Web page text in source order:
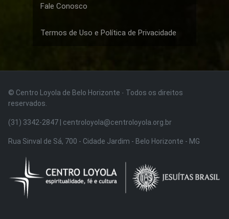
Fale Conosco
Termos de Uso e Política de Privacidade
© Centro Loyola de Belo Horizonte · Todos os direitos
reservados.
(31) 3342-2847 | centroloyola@centroloyola.org.br
Rua Sinval de Sá, 700 - Cidade Jardim - Belo Horizonte - MG